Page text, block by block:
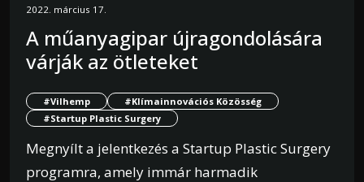
2022. március 17.
A műanyagipar újragondolására
várják az ötleteket
#Vilhemp
#Klímainnovációs Közösség
#Startup Plastic Surgery
Megnyílt a jelentkezés a Startup Plastic Surgery
programra, amely immár harmadik